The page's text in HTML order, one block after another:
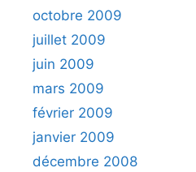
octobre 2009
juillet 2009
juin 2009
mars 2009
février 2009
janvier 2009
décembre 2008